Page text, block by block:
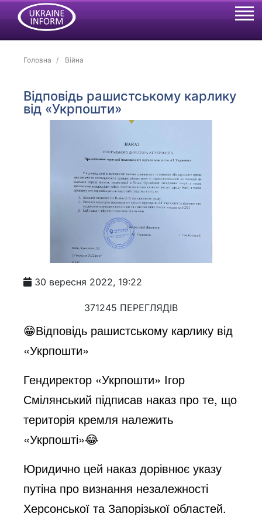
Головна Війна
Відповідь рашистському карлику
від «Укрпошти»
30 вересня 2022, 19:22
371245 ПЕРЕГЛЯДІВ
😁Відповідь рашистському карлику від
«Укрпошти»
Гендиректор «Укрпошти» Ігор
Смілянський підписав наказ про те, що
територія кремля належить
«Укрпошті»😂
Юридично цей наказ дорівнює указу
путіна про визнання незалежності
Херсонської та Запорізької областей.